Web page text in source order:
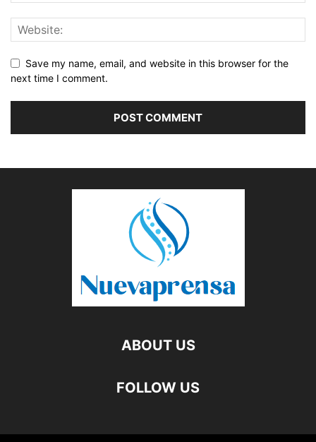
Save my name, email, and website in this browser for the
next time I comment.
ABOUT US
FOLLOW US